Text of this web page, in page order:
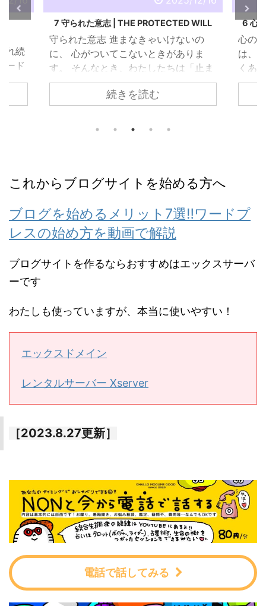
れ続
ード
、世
もい
とい
て、
は大
。 小
7 守られた意志 | THE PROTECTED WILL
守られた意志 進まなきゃいけないの
に、 心がついてこないときがありま
す。 そんなとき、わたしたちは「止ま
っている自分」を責めてしまいがちで
す。 でも、このカードが伝えているの
はないということ。 守られた意志は、
りも、自分の内側を信じる姿。 動く前
に確かめている状態です。 今は、無理
に決断しなくていい。 無理に行動しな
くていい。 ...
続きを読む
6 心
心の
は、
くあ
持ち”
中に
くれ
これからブログサイトを始める方へ
ブログを始めるメリット7選‼︎ワードプ
レスの始め方を動画で解説
ブログサイトを作るならおすすめはエックスサーバ
ーです
わたしも使っていますが、本当に使いやすい！
エックスドメイン
レンタルサーバー Xserver
［2023.8.27更新］
電話で話してみる